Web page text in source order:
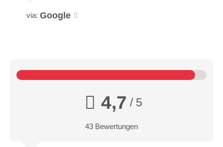
via: Google
4,7 / 5
43 Bewertungen